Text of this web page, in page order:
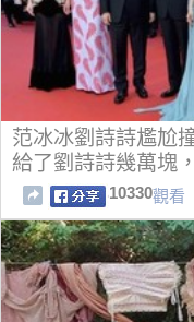
范冰冰劉詩詩尷尬
給了劉詩詩幾萬塊
10330觀看